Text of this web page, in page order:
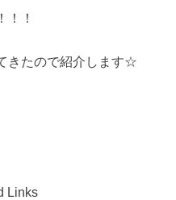
！！
きたので紹介します☆
Links